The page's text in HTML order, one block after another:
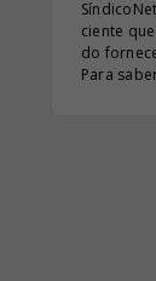
ciente
do
Para